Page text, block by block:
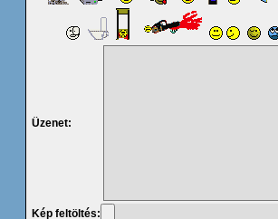
Üzenet:
Kép feltöltés: